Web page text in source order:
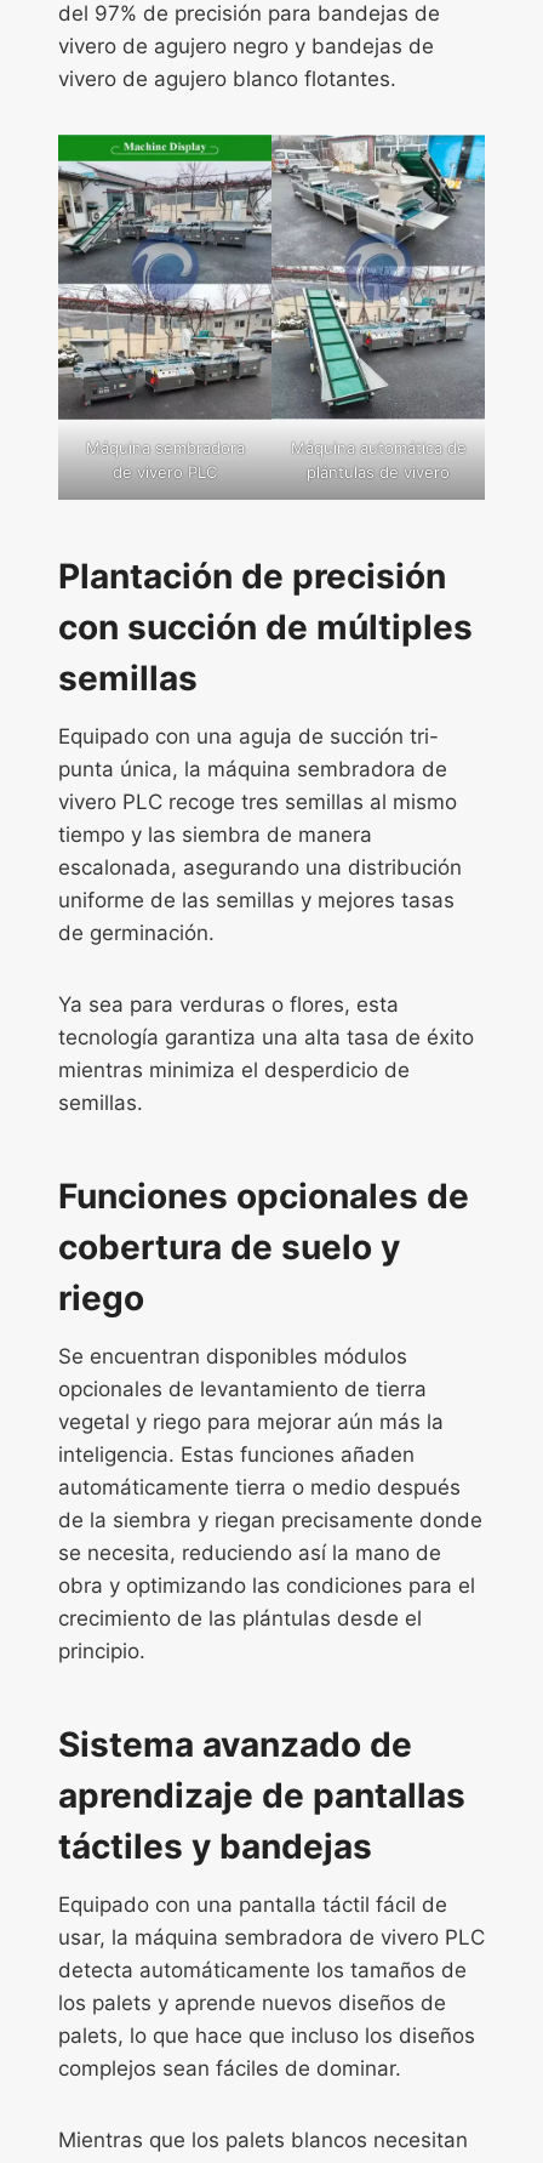
del 97% de precisión para bandejas de
vivero de agujero negro y bandejas de
vivero de agujero blanco flotantes.
Máquina sembradora
de vivero PLC
Máquina automática de
plántulas de vivero
Plantación de precisión
con succión de múltiples
semillas
Equipado con una aguja de succión tri-
punta única, la máquina sembradora de
vivero PLC recoge tres semillas al mismo
tiempo y las siembra de manera
escalonada, asegurando una distribución
uniforme de las semillas y mejores tasas
de germinación.
Ya sea para verduras o flores, esta
tecnología garantiza una alta tasa de éxito
mientras minimiza el desperdicio de
semillas.
Funciones opcionales de
cobertura de suelo y
riego
Se encuentran disponibles módulos
opcionales de levantamiento de tierra
vegetal y riego para mejorar aún más la
inteligencia. Estas funciones añaden
automáticamente tierra o medio después
de la siembra y riegan precisamente donde
se necesita, reduciendo así la mano de
obra y optimizando las condiciones para el
crecimiento de las plántulas desde el
principio.
Sistema avanzado de
aprendizaje de pantallas
táctiles y bandejas
Equipado con una pantalla táctil fácil de
usar, la máquina sembradora de vivero PLC
detecta automáticamente los tamaños de
los palets y aprende nuevos diseños de
palets, lo que hace que incluso los diseños
complejos sean fáciles de dominar.
Mientras que los palets blancos necesitan